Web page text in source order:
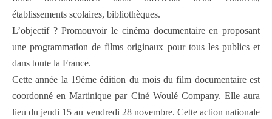
établissements scolaires, bibliothèques.
L’objectif ? Promouvoir le cinéma documentaire en proposant
une programmation de films originaux pour tous les publics et
dans toute la France.
Cette année la 19ème édition du mois du film documentaire est
coordonné en Martinique par Ciné Woulé Company. Elle aura
lieu du jeudi 15 au vendredi 28 novembre. Cette action nationale